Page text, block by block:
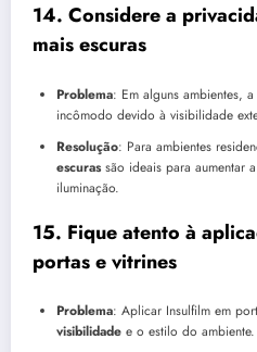
14. Considere a
mais escuras
Problema: Em alguns ambientes,
incômodo devido à visibilidade
Resolução: Para ambientes
escurassão ideais para aumentar a
iluminação.
15. Fique atento à
portas e vitrines
Problema: Aplicar Insulfilm em
visibilidade e o estilo do ambiente.